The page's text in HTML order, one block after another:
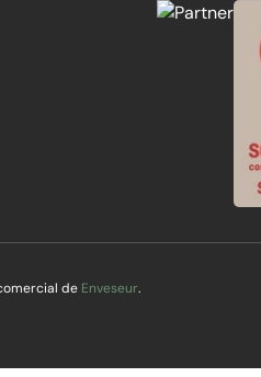
de Enveseur.